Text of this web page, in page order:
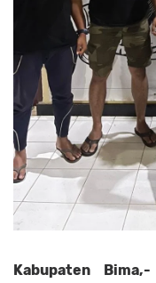
Kabupaten Bima,-